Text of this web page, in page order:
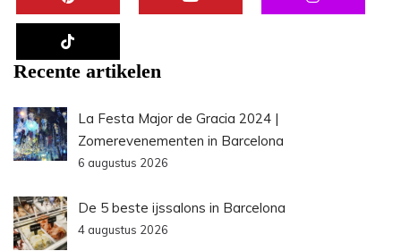
Recente artikelen
La Festa Major de Gracia 2024 |
Zomerevenementen in Barcelona
6 augustus 2026
De 5 beste ijssalons in Barcelona
4 augustus 2026